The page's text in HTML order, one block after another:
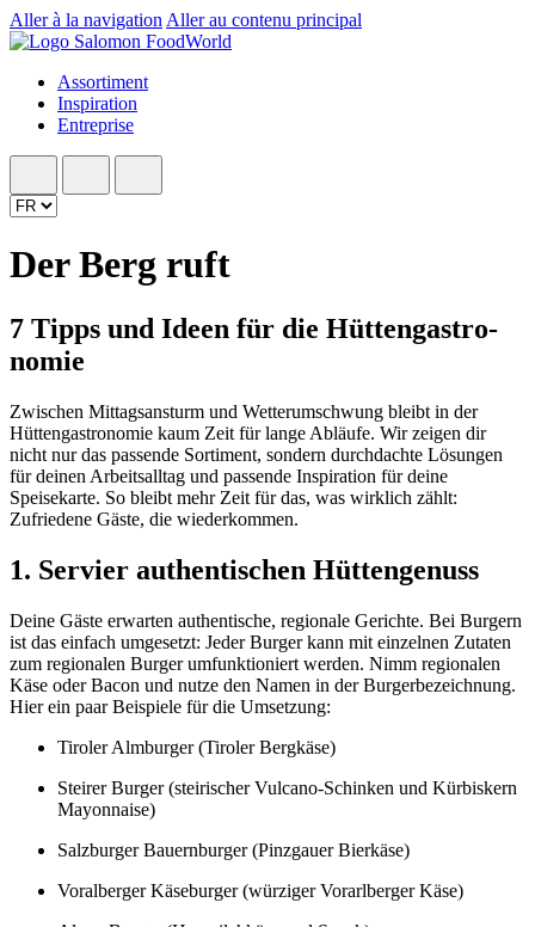
Aller à la navigation Aller au contenu principal
Assortiment
Inspiration
Entreprise
Der Berg ruft
7 Tipps und Ideen für die Hütten­gastro­
nomie
Zwischen Mittagsansturm und Wetterumschwung bleibt in der
Hüttengastronomie kaum Zeit für lange Abläufe. Wir zeigen dir
nicht nur das passende Sortiment, sondern durchdachte Lösungen
für deinen Arbeitsalltag und passende Inspiration für deine
Speisekarte. So bleibt mehr Zeit für das, was wirklich zählt:
Zufriedene Gäste, die wiederkommen.
1. Servier authentischen Hüttengenuss
Deine Gäste erwarten authentische, regionale Gerichte. Bei Burgern
ist das einfach umgesetzt: Jeder Burger kann mit einzelnen Zutaten
zum regionalen Burger umfunktioniert werden. Nimm regionalen
Käse oder Bacon und nutze den Namen in der Burgerbezeichnung.
Hier ein paar Beispiele für die Umsetzung:
Tiroler Almburger (Tiroler Bergkäse)
Steirer Burger (steirischer Vulcano-Schinken und Kürbiskern
Mayonnaise)
Salzburger Bauernburger (Pinzgauer Bierkäse)
Voralberger Käseburger (würziger Vorarlberger Käse)